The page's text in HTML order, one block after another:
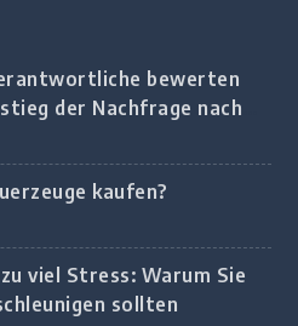
bewerten
der Nachfrage nach
bei deutschen
kaufen?
viel Stress: Warum Sie
sollten